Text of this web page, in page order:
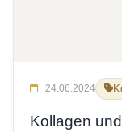
24.06.2024
Kollagen